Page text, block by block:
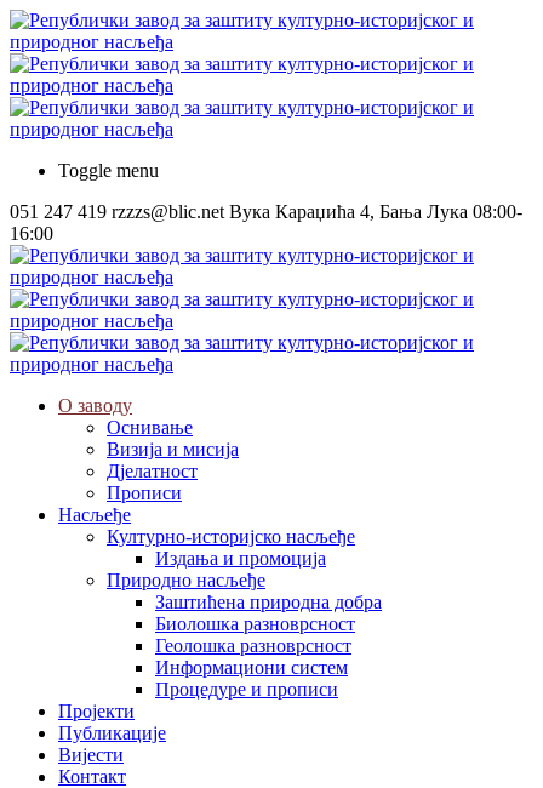
Toggle menu
051 247 419 rzzzs@blic.net Вука Караџића 4, Бања Лука 08:00-
16:00
О заводу
Оснивање
Визија и мисија
Дјелатност
Прописи
Насљеђе
Културно-историјско насљеђе
Издања и промоција
Природно насљеђе
Заштићена природна добра
Биолошка разноврсност
Геолошка разноврсност
Информациони систем
Процедуре и прописи
Пројекти
Публикације
Вијести
Контакт